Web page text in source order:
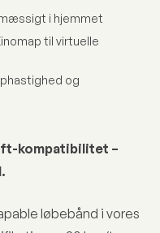
i hjemmet
til virtuelle
og
kompatibilitet –
løbebånd i vores